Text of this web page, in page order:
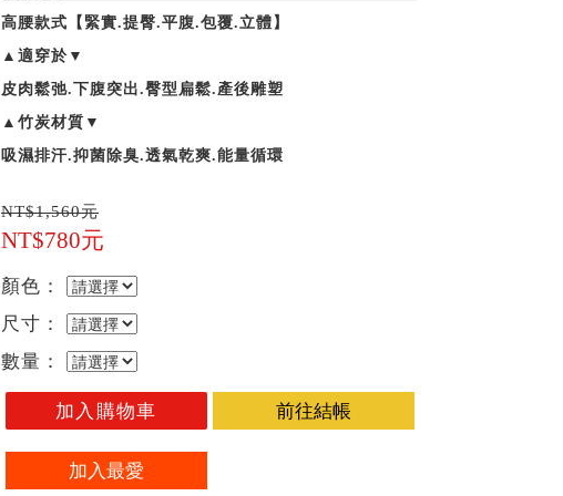
高腰款式【緊實.提臀.平腹.包覆.立體】
▲適穿於▼
皮肉鬆弛.下腹突出.臀型扁鬆.產後雕塑
▲竹炭材質▼
吸濕排汗.抑菌除臭.透氣乾爽.能量循環
NT$1,560元
NT$780元
顏色：
尺寸：
數量：
加入購物車 前往結帳
加入最愛